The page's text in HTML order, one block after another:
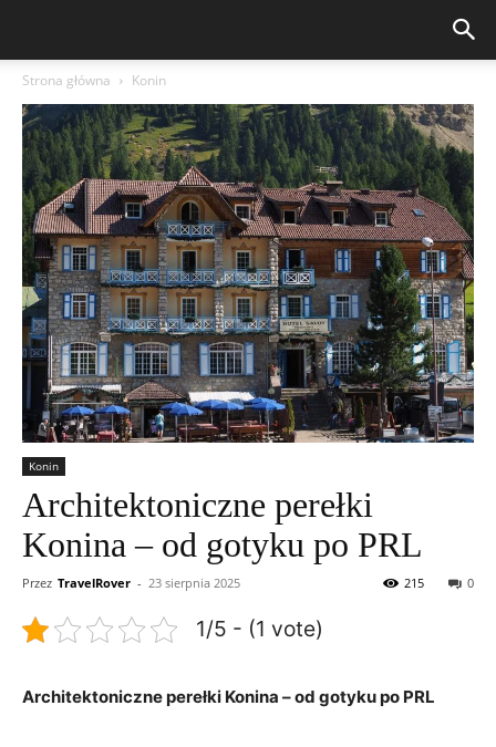
Strona główna Konin
Konin
Architektoniczne perełki
Konina – od gotyku po PRL
Przez TravelRover - 23 sierpnia 2025 0
215
1/5 - (1 vote)
Architektoniczne perełki Konina – od gotyku po ‍PRL